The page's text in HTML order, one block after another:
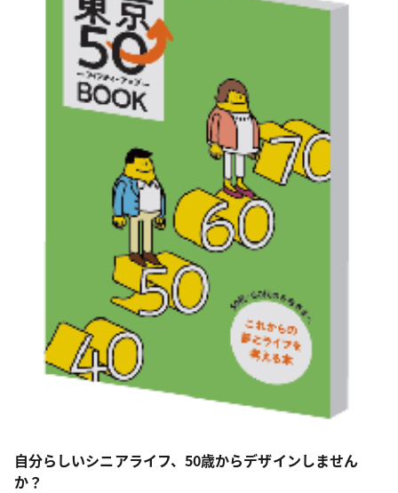
自分らしいシニアライフ、50歳からデザインしません
か？